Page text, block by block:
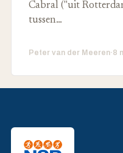
Cabral ("uit
tussen…
Peter van der Meeren·8